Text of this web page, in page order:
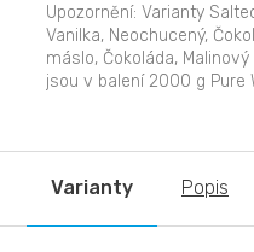
Upozornění: Varianty
Vanilka, Neochucený,
máslo, Čokoláda,
jsou v balení 2000 g Pure
Varianty Popis